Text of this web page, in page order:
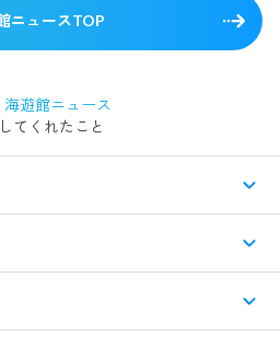
ニュースTOP
海遊館ニュース
てくれたこと